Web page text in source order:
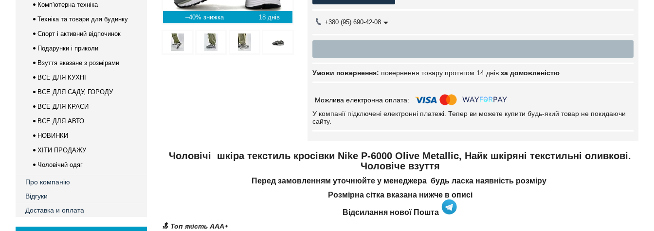
–40% 18 днів
+380 (95) 690-42-08
повернення товару протягом 14 днів за домовленістю
У компанії підключені електронні платежі. Тепер ви можете купити будь-який товар не покидаючи
сайту.
Чоловічі шкіра текстиль кросівки Nike P-6000 Olive Metallic, Найк шкіряні текстильні оливкові.
Чоловіче взуття
Перед замовленням уточнюйте у менеджера будь ласка наявність розміру
Розмірна сітка вказана нижче в описі
Відсилання нової Пошта
🔝 Топ якість AAA+
Комп'ютерна техніка
Техніка та товари для будинку
Спорт і активний відпочинок
Подарунки і приколи
Взуття вказане з розмірами
ВСЕ ДЛЯ КУХНІ
ВСЕ ДЛЯ САДУ, ГОРОДУ
ВСЕ ДЛЯ КРАСИ
ВСЕ ДЛЯ АВТО
НОВИНКИ
ХІТИ ПРОДАЖУ
Чоловічий одяг
Про компанію
Відгуки
Доставка и оплата